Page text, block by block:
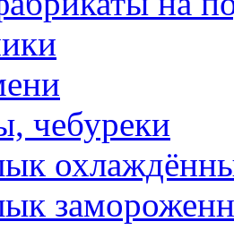
чебуреки